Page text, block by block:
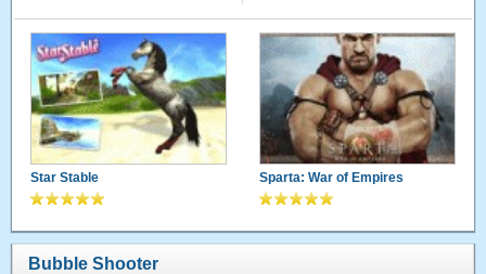
Star Stable Sparta: War of Empires
Bubble Shooter